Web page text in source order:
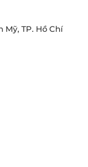
Mỹ, TP. Hồ Chí